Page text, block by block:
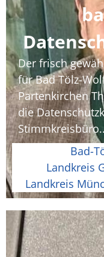
Der frisch
für Bad Tölz-
Partenkirchen
die
Bad-
Landkreis
Landkreis